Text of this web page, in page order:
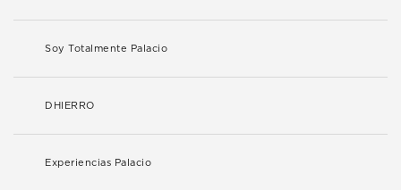
Soy Totalmente Palacio
DHIERRO
Experiencias Palacio